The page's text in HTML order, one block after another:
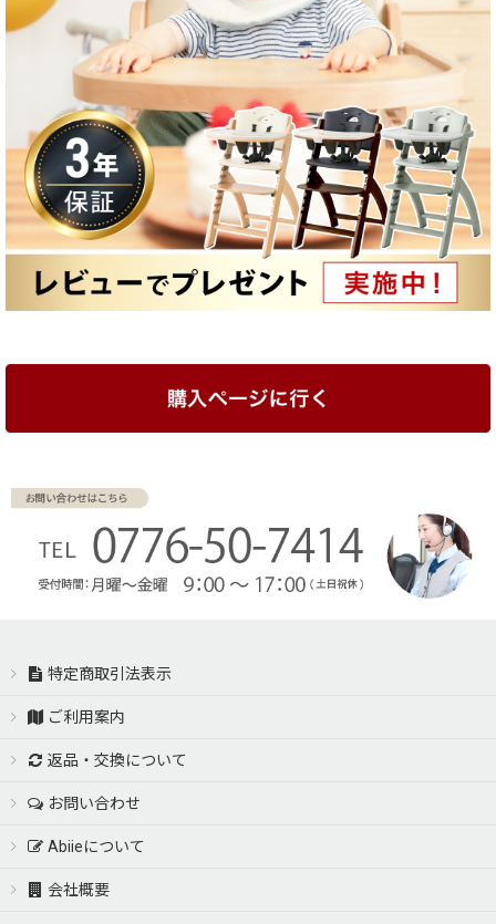
特定商取引法表示
ご利用案内
返品・交換について
お問い合わせ
Abiieについて
会社概要